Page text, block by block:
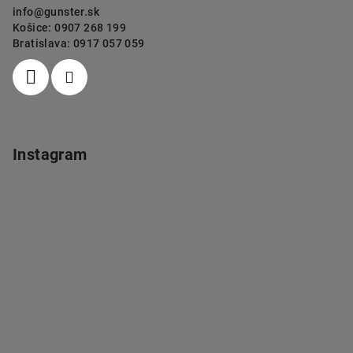
info@gunster.sk
Košice: 0907 268 199
Bratislava: 0917 057 059
Instagram